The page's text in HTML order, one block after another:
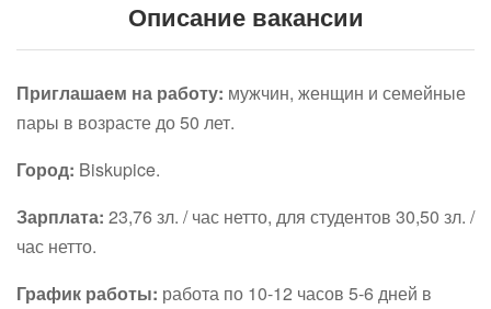
Описание вакансии
Приглашаем на работу: мужчин, женщин и семейные
пары в возрасте до 50 лет.
Город: Biskupice.
Зарплата: 23,76 зл. / час нетто, для студентов 30,50 зл. /
час нетто.
График работы: работа по 10-12 часов 5-6 дней в